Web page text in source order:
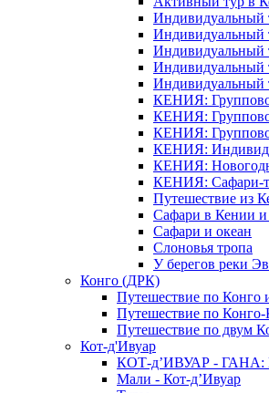
Индивидуальный
Индивидуальный
Индивидуальный
Индивидуальный
Индивидуальный
КЕНИЯ:
КЕНИЯ:
КЕНИЯ:
КЕНИЯ:
КЕНИЯ:
КЕНИЯ: Сафари-
Путешествие из
Сафари в Кении и
Сафари и океан
Слоновья тропа
У берегов реки
Конго (ДРК)
Путешествие по Конго
Путешествие по
Путешествие по двум
Кот-д'Ивуар
КОТ-д’ИВУАР - ГАНА:
Мали - Кот-д’Ивуар